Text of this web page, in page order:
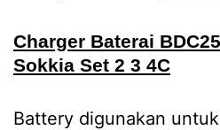
Charger Baterai
Sokkia Set 2 3 4C
Battery digunakan